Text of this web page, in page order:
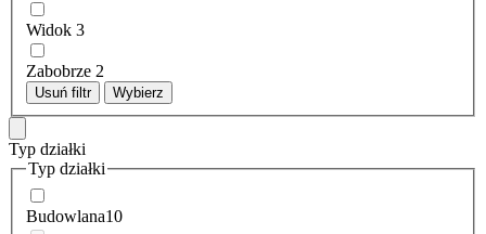
Widok 3
Zabobrze 2
Usuń filtr Wybierz
Typ działki
Typ działki
Budowlana10